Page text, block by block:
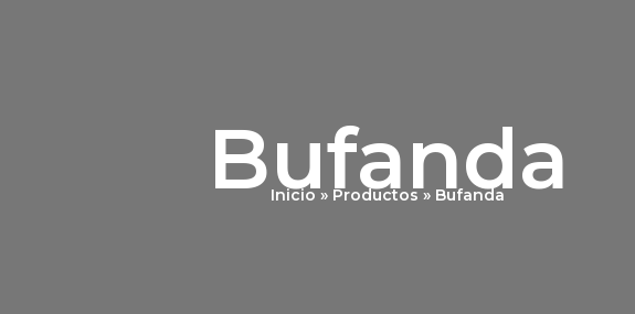
Bufanda
Inicio Productos Bufanda